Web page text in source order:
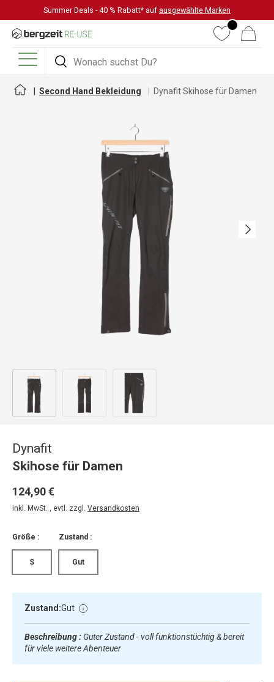
DIREKT ZUM INHALT
Summer Deals - 40 % Rabatt* auf ausgewählte Marken
Suchen
Suchen
WunschlisteWarenkorb
Menü
Second Hand Bekleidung Dynafit Skihose für Damen
Nächste
Bild 1 in Galerieansicht laden
Dynafit
Skihose für Damen
124,90 €
inkl. MwSt. , evtl. zzgl. Versandkosten
Größe :
S
Zustand :
Gut
Zustand:Gut
Beschreibung : Guter Zustand - voll funktionstüchtig & bereit
für viele weitere Abenteuer